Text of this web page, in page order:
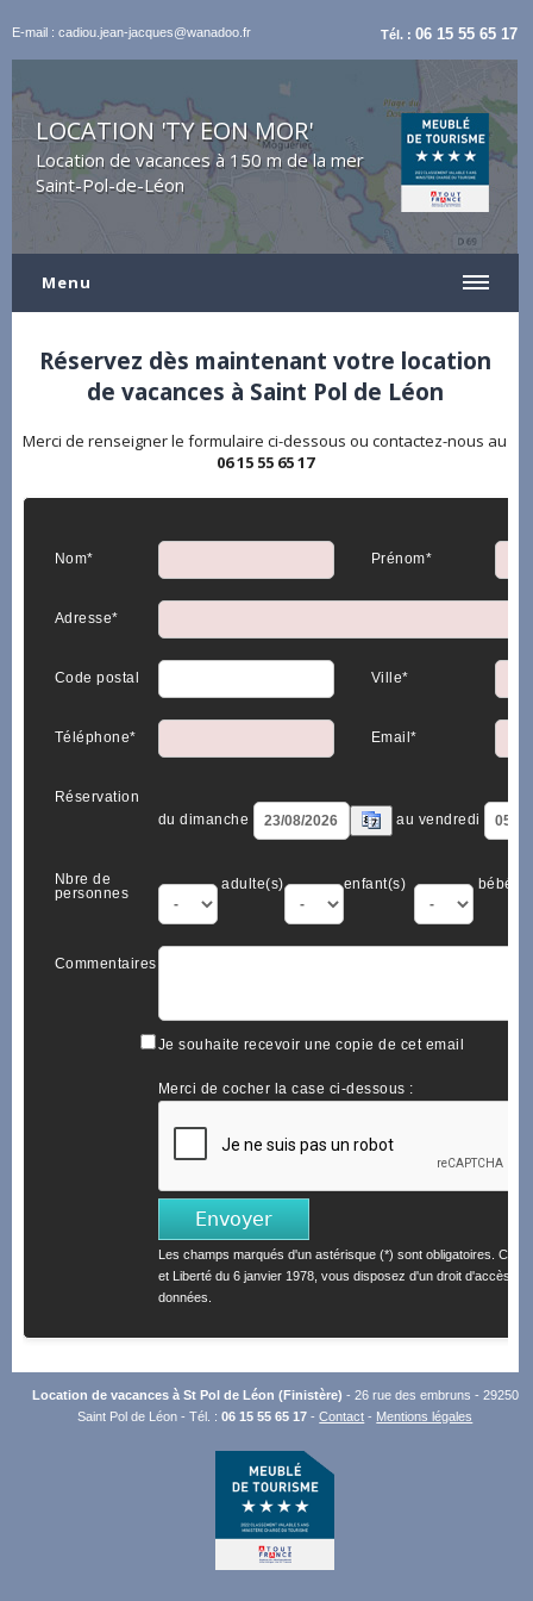
E-mail : cadiou.jean-jacques@wanadoo.fr Tél. :06 15 55 65 17
LOCATION 'TY EON MOR'
Location de vacances à 150 m de la mer
Saint-Pol-de-Léon
Menu
Réservez dès maintenant votre location
de vacances à Saint Pol de Léon
Merci de renseigner le formulaire ci-dessous ou contactez-nous au
06 15 55 65 17
Nom* Prénom*
Adresse*
Code postal Ville*
Téléphone* Email*
Réservation
du dimanche
au vendredi
Nbre de
personnes
adulte(s) enfant(s) bébé(s)
Commentaires
Je souhaite recevoir une copie de cet email
Merci de cocher la case ci-dessous :
Les champs marqués d'un astérisque (*) sont obligatoires.
et Liberté du 6 janvier 1978, vous disposez d'un droit d'accès et
données.
Location de vacances à St Pol de Léon (Finistère) - 26 rue des embruns - 29250
Saint Pol de Léon - Tél. :06 15 55 65 17 -Contact - Mentions légales